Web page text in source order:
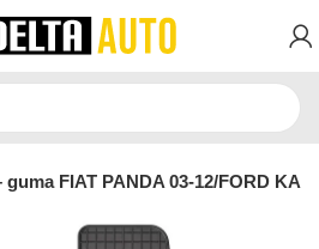
FIAT PANDA 03-12/FORD KA